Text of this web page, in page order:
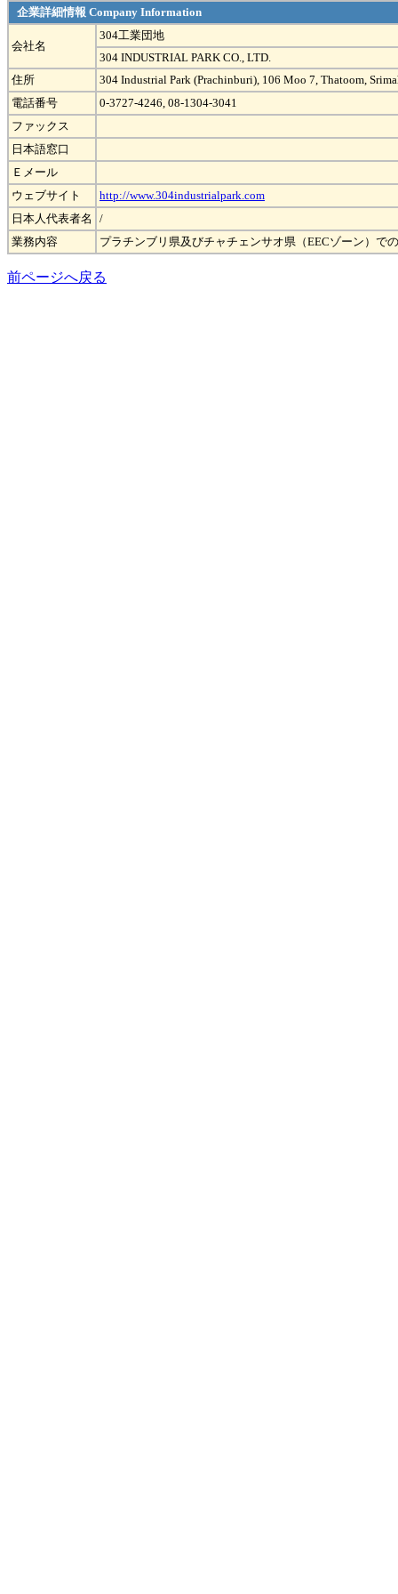
企業詳細情報 Company Information
会社名
304工業団地
304 INDUSTRIAL PARK CO., LTD.
住所
304 Industrial Park (Prachinburi), 106 Moo 7, Thatoom,
電話番号
0-3727-4246, 08-1304-3041
ファックス
日本語窓口
Ｅメール
ウェブサイト
http://www.304industrialpark.com
日本人代表者名
/
業務内容
プラチンブリ県及びチャチェンサオ県（EECゾーン）で
前ページへ戻る